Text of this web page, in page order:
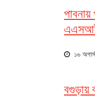
পাবনায়
১৬
বগুড়ায়